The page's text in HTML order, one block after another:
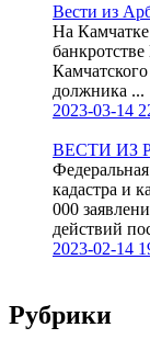
Вести из
На Камчатке
должника ...
2023-03-14
ВЕСТИ ИЗ
кадастра и
000
действий
2023-02-14
Рубрики